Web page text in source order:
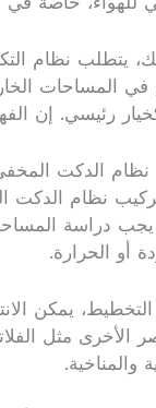
يتطلب نظام
المساحات
كخيار رئيسي. إن
الدكت
نظام الدكت
دراسة المساحة
أو الحرارة.
التخطيط، يمكن
الأخرى مثل
والمناخية.